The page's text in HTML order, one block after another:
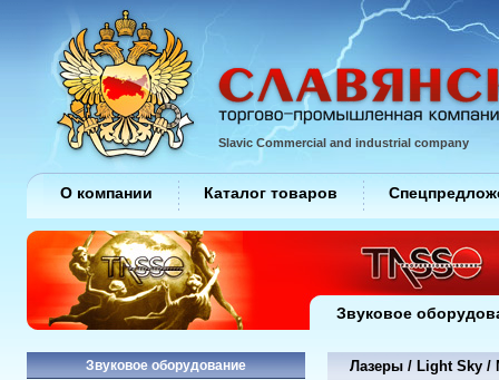
Лазеры / Light Sky /
Звуковое оборудование
Slavic Commercial and industrial company
О компании Каталог товаров
Звуковое